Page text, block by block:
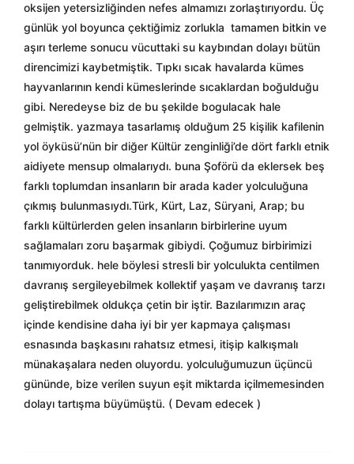
oksijen yetersizliğinden nefes almamızı zorlaştırıyordu. Üç
günlük yol boyunca çektiğimiz zorlukla tamamen bitkin ve
aşırı terleme sonucu vücuttaki su kaybından dolayı bütün
direncimizi kaybetmiştik. Tıpkı sıcak havalarda kümes
hayvanlarının kendi kümeslerinde sıcaklardan boğulduğu
gibi. Neredeyse biz de bu şekilde bogulacak hale
gelmiştik. yazmaya tasarlamış olduğum 25 kişilik kafilenin
yol öyküsü’nün bir diğer Kültür zenginliği’de dört farklı etnik
aidiyete mensup olmalarıydı. buna Şoförü da eklersek beş
farklı toplumdan insanların bir arada kader yolculuğuna
çıkmış bulunmasıydı.Türk, Kürt, Laz, Süryani, Arap; bu
farklı kültürlerden gelen insanların birbirlerine uyum
sağlamaları zoru başarmak gibiydi. Çoğumuz birbirimizi
tanımıyorduk. hele böylesi stresli bir yolculukta centilmen
davranış sergileyebilmek kollektif yaşam ve davranış tarzı
geliştirebilmek oldukça çetin bir iştir. Bazılarımızın araç
içinde kendisine daha iyi bir yer kapmaya çalışması
esnasında başkasını rahatsız etmesi, itişip kalkışmalı
münakaşalara neden oluyordu. yolculuğumuzun üçüncü
gününde, bize verilen suyun eşit miktarda içilmemesinden
dolayı tartışma büyümüştü. ( Devam edecek )